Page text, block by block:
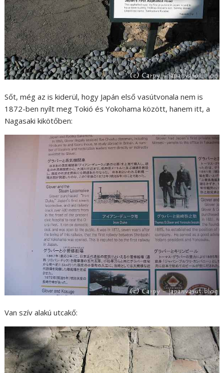
Sőt, még az is kiderül, hogy Japán első vasútvonala nem is
1872-ben nyílt meg Tokió és Yokohama között, hanem itt, a
Nagasaki kikötőben:
Van szív alakú utcakő: